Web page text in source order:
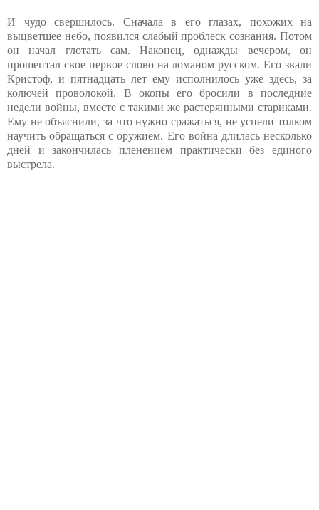
И чудо свершилось. Сначала в его глазах, похожих на
выцветшее небо, появился слабый проблеск сознания. Потом
он начал глотать сам. Наконец, однажды вечером, он
прошептал свое первое слово на ломаном русском. Его звали
Кристоф, и пятнадцать лет ему исполнилось уже здесь, за
колючей проволокой. В окопы его бросили в последние
недели войны, вместе с такими же растерянными стариками.
Ему не объяснили, за что нужно сражаться, не успели толком
научить обращаться с оружием. Его война длилась несколько
дней и закончилась пленением практически без единого
выстрела.